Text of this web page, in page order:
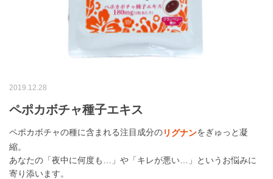
2019.12.28
ペポカボチャ種子エキス
ペポカボチャの種に含まれる注目成分のリグナンをぎゅっと凝
縮。
あなたの「夜中に何度も…」や「キレが悪い…」というお悩みに
寄り添います。